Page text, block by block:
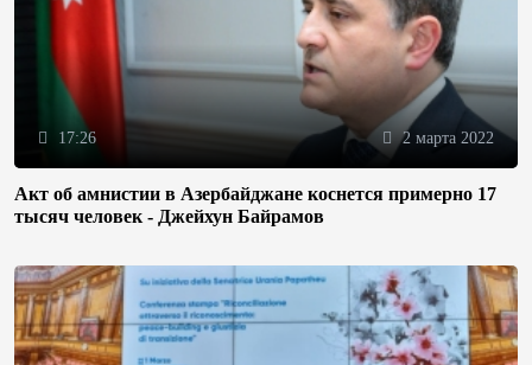
17:26 2 марта 2022
Акт об амнистии в Азербайджане коснется примерно 17
тысяч человек - Джейхун Байрамов